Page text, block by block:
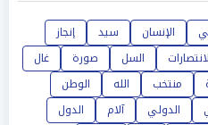
الإنسان سيد
إنجاز
السل صورة
غال
منتخب الله
الوطن
الدولي آلام
الدول